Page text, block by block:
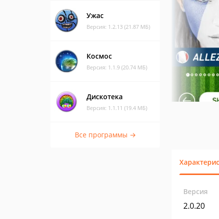
Ужас
Версия: 1.2.13 (21.87 МБ)
Космос
Версия: 1.1.9 (20.74 МБ)
Дискотека
Версия: 1.1.11 (19.4 МБ)
Все программы →
Версия
2.0.20